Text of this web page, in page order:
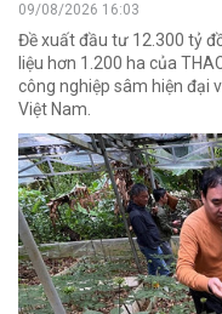
09/08/2026 16:03
Đề xuất đầu tư 12.300 tỷ
liệu hơn 1.200 ha của
công nghiệp sâm hiện đại
Việt Nam.